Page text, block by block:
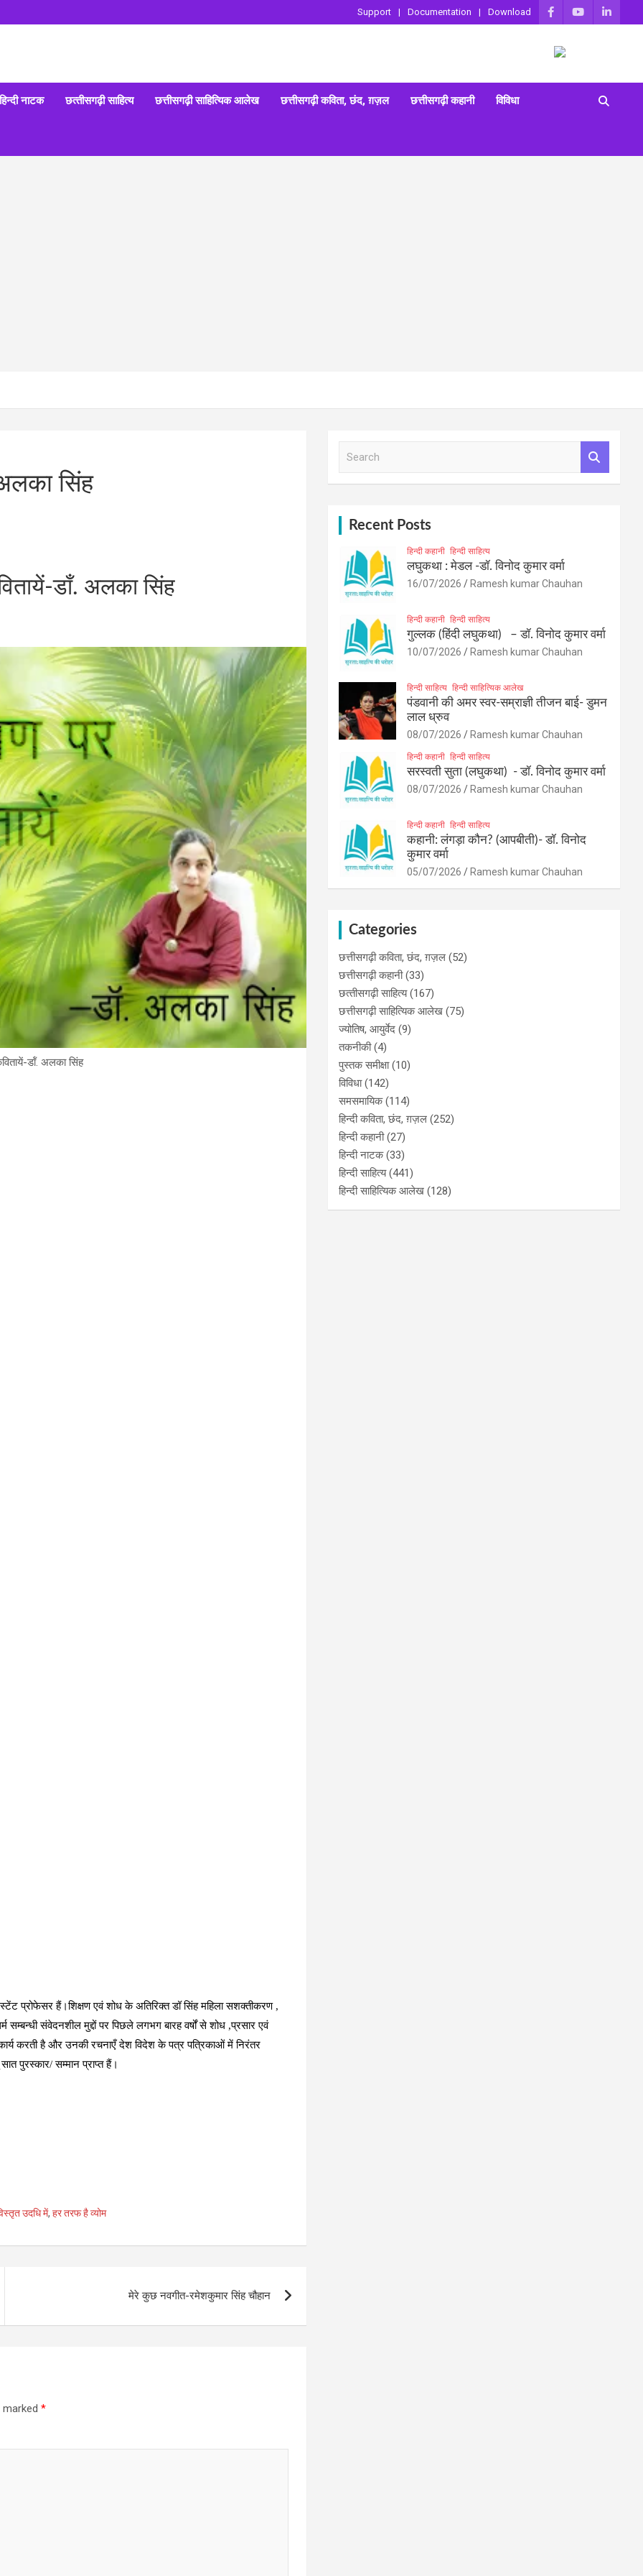
Support Documentation Download
हिन्‍दी नाटक छत्‍तीसगढ़ी साहित्‍य छत्तीसगढ़ी साहित्यिक आलेख छत्तीसगढ़ी कविता, छंद, ग़ज़ल छत्तीसगढ़ी कहानी विविधा
सिंह
डॉं. अलका सिंह
डॉं. अलका सिंह
प्रोफेसर हैं।शिक्षण एवं शोध के अतिरिक्त डॉ सिंह महिला सशक्तीकरण ,
सम्बन्धी संवेदनशील मुद्दों पर पिछले लगभग बारह वर्षों से शोध ,प्रसार एवं
करती है और उनकी रचनाएँ देश विदेश के पत्र पत्रिकाओं में निरंतर
पुरस्कार/ सम्मान प्राप्त हैं।
उदधि में, हर तरफ है व्योम
मेरे कुछ नवगीत-रमेशकुमार सिंह चौहान
marked *
Recent Posts
हिन्दी कहानी हिन्दी साहित्य
लघुकथा : मेडल -डॉ. विनोद कुमार वर्मा
16/07/2026 Ramesh kumar Chauhan
हिन्दी कहानी हिन्दी साहित्य
गुल्लक (हिंदी लघुकथा) – डॉ. विनोद कुमार वर्मा
10/07/2026 Ramesh kumar Chauhan
हिन्दी साहित्य हिन्दी साहित्यिक आलेख
पंडवानी की अमर स्वर-सम्राज्ञी तीजन बाई- डुमन
लाल ध्रुव
08/07/2026 Ramesh kumar Chauhan
हिन्दी कहानी हिन्दी साहित्य
सरस्वती सुता (लघुकथा) ​- डॉ. विनोद कुमार वर्मा
08/07/2026 Ramesh kumar Chauhan
हिन्दी कहानी हिन्दी साहित्य
कहानी: लंगड़ा कौन? (आपबीती)​- डॉ. विनोद
कुमार वर्मा
05/07/2026 Ramesh kumar Chauhan
Categories
छत्तीसगढ़ी कविता, छंद, ग़ज़ल (52)
छत्तीसगढ़ी कहानी(33)
छत्‍तीसगढ़ी साहित्‍य(167)
छत्तीसगढ़ी साहित्यिक आलेख (75)
ज्योतिष, आयुर्वेद (9)
तकनीकी(4)
पुस्‍तक समीक्षा(10)
विविधा(142)
समसमायिक(114)
हिन्दी कविता, छंद, ग़ज़ल (252)
हिन्दी कहानी(27)
हिन्‍दी नाटक(33)
हिन्दी साहित्य(441)
हिन्दी साहित्यिक आलेख (128)